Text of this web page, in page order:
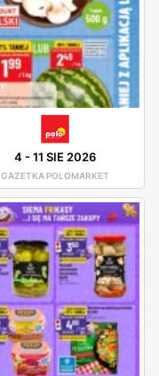
4 -11 SIE 2026
GAZETKA POLOMARKET